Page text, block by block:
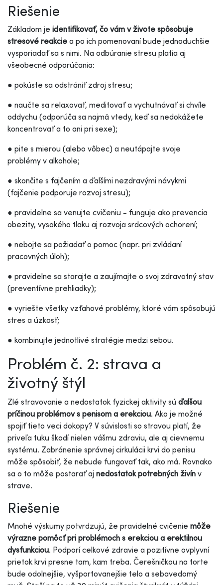
Riešenie
Základom je identifikovať, čo vám v živote spôsobuje
stresové reakcie a po ich pomenovaní bude jednoduchšie
vysporiadať sa s nimi. Na odbúranie stresu platia aj
všeobecné odporúčania:
● pokúste sa odstrániť zdroj stresu;
● naučte sa relaxovať, meditovať a vychutnávať si chvíle
oddychu (odporúča sa najmä vtedy, keď sa nedokážete
koncentrovať a to ani pri sexe);
● pite s mierou (alebo vôbec) a neutápajte svoje
problémy v alkohole;
● skončite s fajčením a ďalšími nezdravými návykmi
(fajčenie podporuje rozvoj stresu);
● pravidelne sa venujte cvičeniu - funguje ako prevencia
obezity, vysokého tlaku aj rozvoja srdcových ochorení;
● nebojte sa požiadať o pomoc (napr. pri zvládaní
pracovných úloh);
● pravidelne sa starajte a zaujímajte o svoj zdravotný stav
(preventívne prehliadky);
● vyriešte všetky vzťahové problémy, ktoré vám spôsobujú
stres a úzkosť;
● kombinujte jednotlivé stratégie medzi sebou.
Problém č. 2: strava a
životný štýl
Zlé stravovanie a nedostatok fyzickej aktivity sú ďalšou
príčinou problémov s penisom a erekciou. Ako je možné
spojiť tieto veci dokopy? V súvislosti so stravou platí, že
priveľa tuku škodí nielen vášmu zdraviu, ale aj cievnemu
systému. Zabránenie správnej cirkulácii krvi do penisu
môže spôsobiť, že nebude fungovať tak, ako má. Rovnako
sa o to môže postarať aj nedostatok potrebných živín v
strave.
Riešenie
Mnohé výskumy potvrdzujú, že pravidelné cvičenie môže
výrazne pomôcť pri problémoch s erekciou a erektilnou
dysfunkciou. Podporí celkové zdravie a pozitívne ovplyvní
prietok krvi presne tam, kam treba. Čerešničkou na torte
bude odolnejšie, vyšportovanejšie telo a sebavedomý